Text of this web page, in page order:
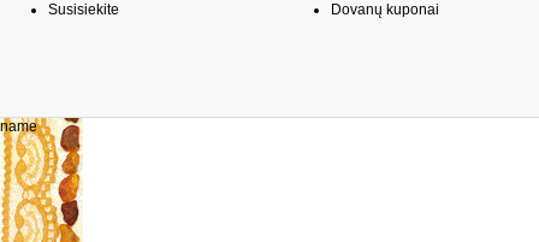
Susisiekite Dovanų kuponai
name